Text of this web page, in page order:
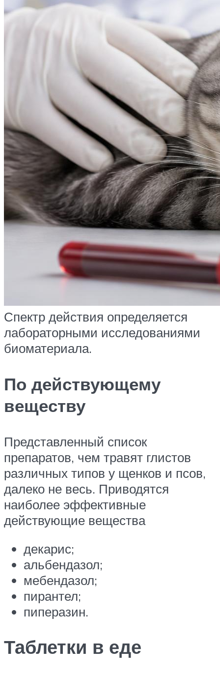
Спектр действия определяется
лабораторными исследованиями
биоматериала.
По действующему
веществу
Представленный список
препаратов, чем травят глистов
различных типов у щенков и псов,
далеко не весь. Приводятся
наиболее эффективные
действующие вещества
декарис;
альбендазол;
мебендазол;
пирантел;
пиперазин.
Таблетки в еде